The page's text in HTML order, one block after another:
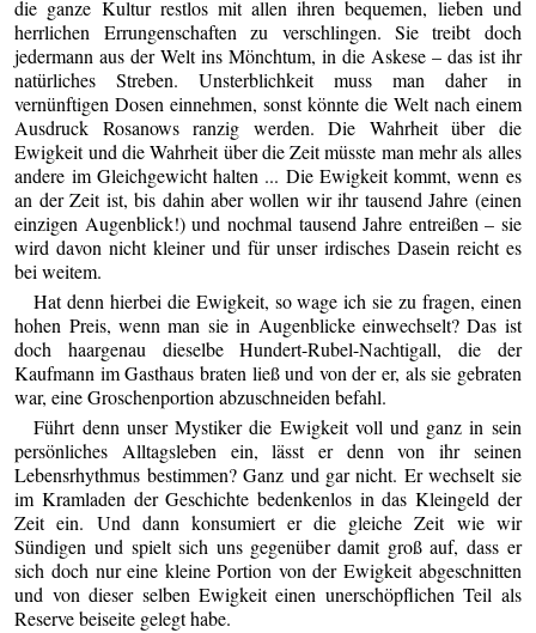
die ganze Kultur restlos mit allen ihren bequemen, lieben und
herrlichen Errungenschaften zu verschlingen. Sie treibt doch
jedermann aus der Welt ins Mönchtum, in die Askese – das ist ihr
natürliches Streben. Unsterblichkeit muss man daher in
vernünftigen Dosen einnehmen, sonst könnte die Welt nach einem
Ausdruck Rosanows ranzig werden. Die Wahrheit über die
Ewigkeit und die Wahrheit über die Zeit müsste man mehr als alles
andere im Gleichgewicht halten ... Die Ewigkeit kommt, wenn es
an der Zeit ist, bis dahin aber wollen wir ihr tausend Jahre (einen
einzigen Augenblick!) und nochmal tausend Jahre entreißen – sie
wird davon nicht kleiner und für unser irdisches Dasein reicht es
bei weitem.
Hat denn hierbei die Ewigkeit, so wage ich sie zu fragen, einen
hohen Preis, wenn man sie in Augenblicke einwechselt? Das ist
doch haargenau dieselbe Hundert-Rubel-Nachtigall, die der
Kaufmann im Gasthaus braten ließ und von der er, als sie gebraten
war, eine Groschenportion abzuschneiden befahl.
Führt denn unser Mystiker die Ewigkeit voll und ganz in sein
persönliches Alltagsleben ein, lässt er denn von ihr seinen
Lebensrhythmus bestimmen? Ganz und gar nicht. Er wechselt sie
im Kramladen der Geschichte bedenkenlos in das Kleingeld der
Zeit ein. Und dann konsumiert er die gleiche Zeit wie wir
Sündigen und spielt sich uns gegenüber damit groß auf, dass er
sich doch nur eine kleine Portion von der Ewigkeit abgeschnitten
und von dieser selben Ewigkeit einen unerschöpflichen Teil als
Reserve beiseite gelegt habe.